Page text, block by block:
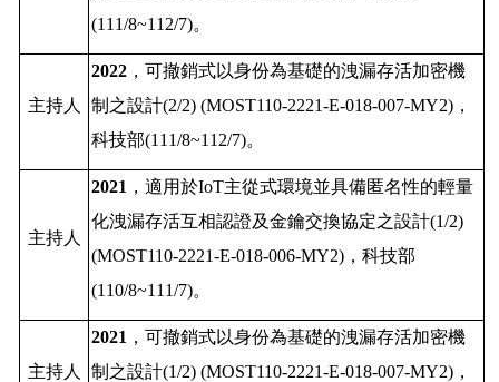
(111/8~112/7)。
主持人
2022 ， 可撤銷式以身份為基礎的洩漏存活加密機
制之設計(2/2) (MOST110-2221-E-018-007-MY2) ，
科技部(111/8~112/7)。
主持人
2021 ， 適用於IoT主從式環境並具備匿名性的輕量
化洩漏存活互相認證及金鑰交換協定之設計(1/2)
(MOST110-2221-E-018-006-MY2) ， 科技部
(110/8~111/7)。
主持人
2021 ， 可撤銷式以身份為基礎的洩漏存活加密機
制之設計(1/2) (MOST110-2221-E-018-007-MY2) ，